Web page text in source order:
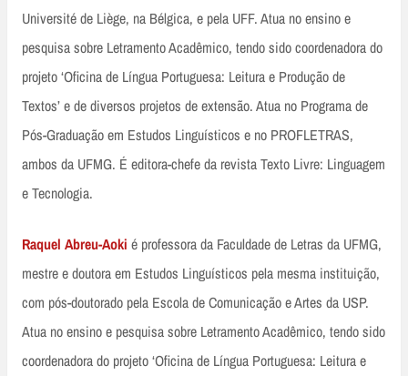
Université de Liège, na Bélgica, e pela UFF. Atua no ensino e
pesquisa sobre Letramento Acadêmico, tendo sido coordenadora do
projeto ‘Oficina de Língua Portuguesa: Leitura e Produção de
Textos’ e de diversos projetos de extensão. Atua no Programa de
Pós-Graduação em Estudos Linguísticos e no PROFLETRAS,
ambos da UFMG. É editora-chefe da revista Texto Livre: Linguagem
e Tecnologia.
Raquel Abreu-Aoki é professora da Faculdade de Letras da UFMG,
mestre e doutora em Estudos Linguísticos pela mesma instituição,
com pós-doutorado pela Escola de Comunicação e Artes da USP.
Atua no ensino e pesquisa sobre Letramento Acadêmico, tendo sido
coordenadora do projeto ‘Oficina de Língua Portuguesa: Leitura e